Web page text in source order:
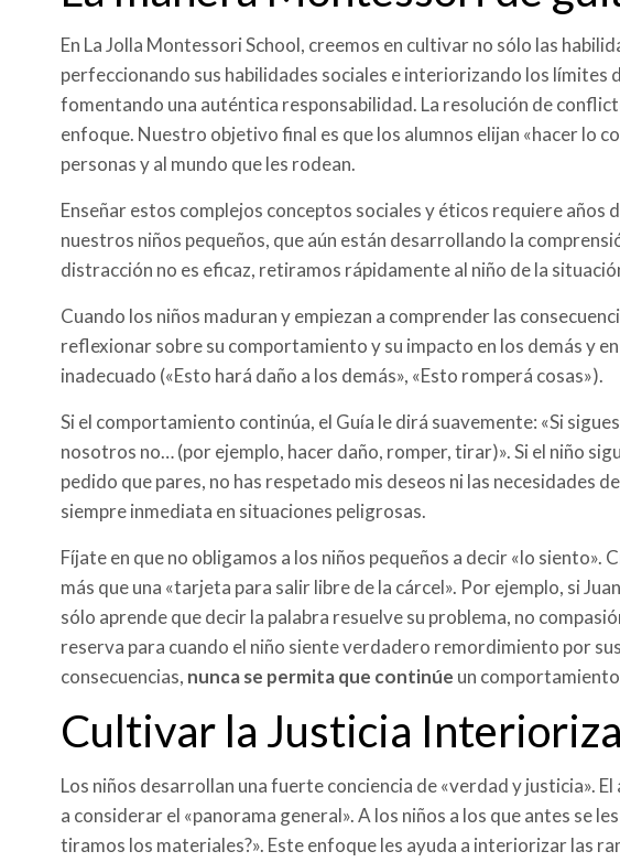
En La Jolla Montessori School, creemos en cultivar no sólo las
perfeccionando sus habilidades sociales e interiorizando los límites
fomentando una auténtica responsabilidad. La resolución de
enfoque. Nuestro objetivo final es que los alumnos elijan «hacer lo
personas y al mundo que les rodean.
Enseñar estos complejos conceptos sociales y éticos requiere
nuestros niños pequeños, que aún están desarrollando la
distracción no es eficaz, retiramos rápidamente al niño de la
Cuando los niños maduran y empiezan a comprender las
reflexionar sobre su comportamiento y su impacto en los demás y
inadecuado («Esto hará daño a los demás», «Esto romperá cosas»).
Si el comportamiento continúa, el Guía le dirá suavemente: «Si
nosotros no… (por ejemplo, hacer daño, romper, tirar)». Si el niño
pedido que pares, no has respetado mis deseos ni las necesidades
siempre inmediata en situaciones peligrosas.
Fíjate en que no obligamos a los niños pequeños a decir «lo
más que una «tarjeta para salir libre de la cárcel». Por ejemplo, si
sólo aprende que decir la palabra resuelve su problema, no
reserva para cuando el niño siente verdadero remordimiento por
consecuencias, nunca se permita que continúe un
Cultivar la Justicia
Los niños desarrollan una fuerte conciencia de «verdad y justicia».
a considerar el «panorama general». A los niños a los que antes se
tiramos los materiales?». Este enfoque les ayuda a interiorizar las